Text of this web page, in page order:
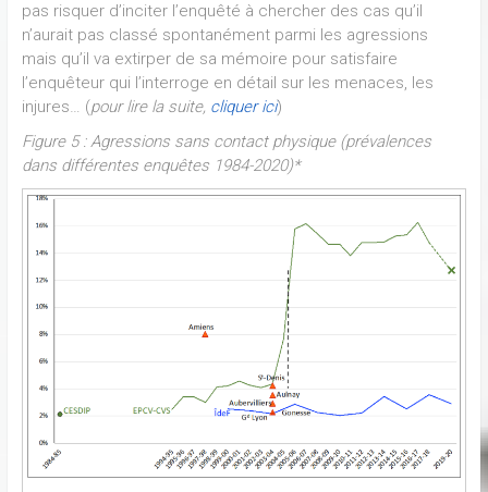
pas risquer d’inciter l’enquêté à chercher des cas qu’il
n’aurait pas classé spontanément parmi les agressions
mais qu’il va extirper de sa mémoire pour satisfaire
l’enquêteur qui l’interroge en détail sur les menaces, les
injures… (pour lire la suite, cliquer ici)
Figure 5 : Agressions sans contact physique (prévalences
dans différentes enquêtes 1984-2020)*